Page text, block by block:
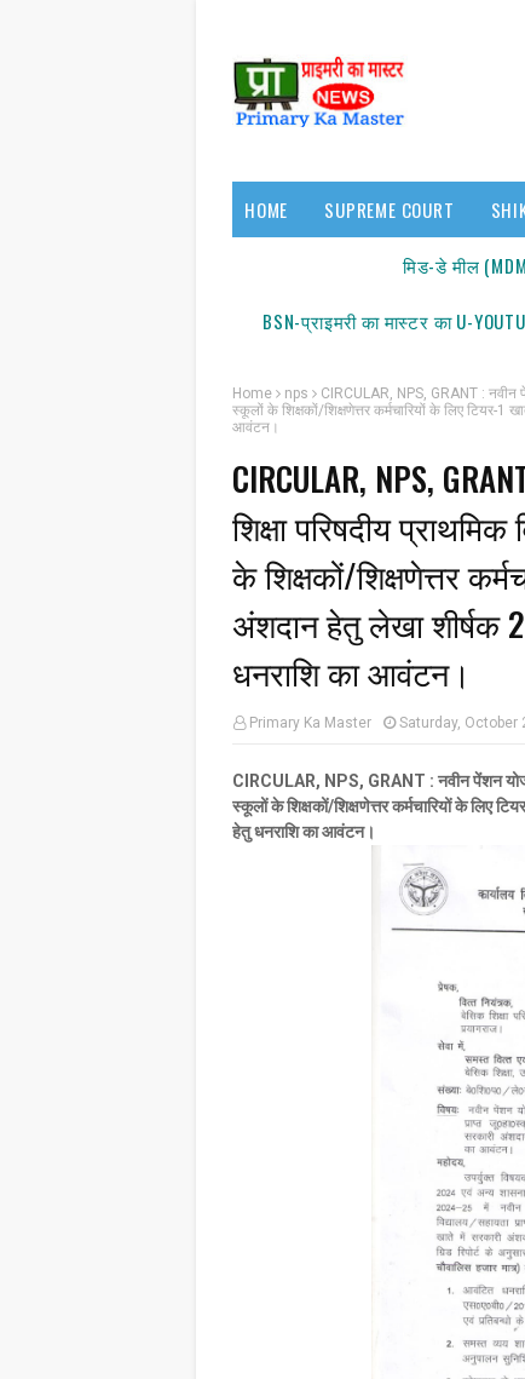
HOME SUPREME COURT
मिड-डे मील
BSN-प्राइमरी का मास्टर का U-
Home nps
CIRCULAR, NPS, GRANT : नवीन
स्कूलों के शिक्षकों/शिक्षणेत्तर कर्मचारियों के लिए
आवंटन।
CIRCULAR, NPS,
शिक्षा परिषदीय
के शिक्षकों/शिक्षणेत्तर
अंशदान हेतु लेखा शीर्षक
धनराशि का आवंटन।
Primary Ka Master Saturday, October
CIRCULAR, NPS, GRANT : नवीन पेंशन
स्कूलों के शिक्षकों/शिक्षणेत्तर कर्मचारियों के
हेतु धनराशि का आवंटन।